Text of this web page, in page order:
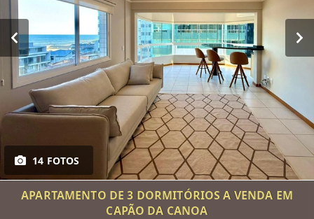
14 FOTOS
APARTAMENTO DE 3 DORMITÓRIOS A VENDA EM
CAPÃO DA CANOA